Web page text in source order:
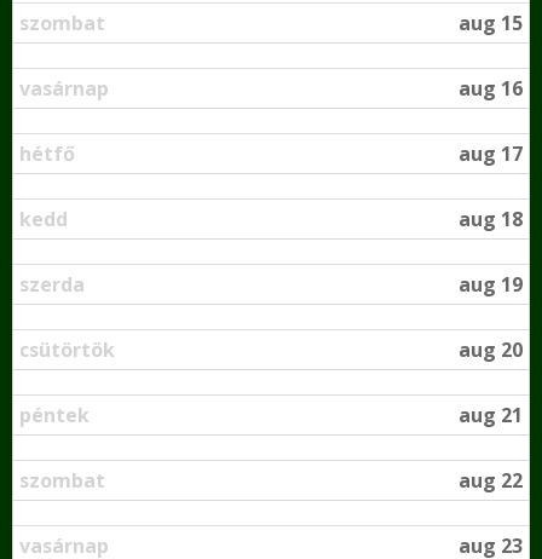
szombat aug 15
vasárnap aug 16
hétfő aug 17
kedd aug 18
szerda aug 19
csütörtök aug 20
péntek aug 21
szombat aug 22
vasárnap aug 23